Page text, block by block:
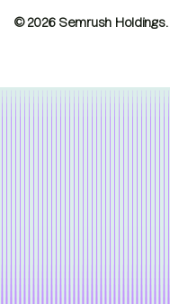
© 2026 Semrush Holdings.